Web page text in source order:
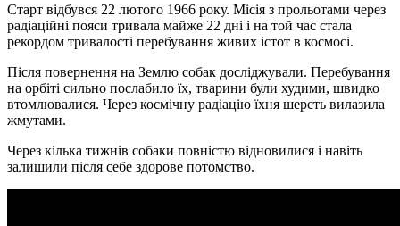
Старт відбувся 22 лютого 1966 року. Місія з прольотами через
радіаційні пояси тривала майже 22 дні і на той час стала
рекордом тривалості перебування живих істот в космосі.
Після повернення на Землю собак досліджували. Перебування
на орбіті сильно послабило їх, тварини були худими, швидко
втомлювалися. Через космічну радіацію їхня шерсть вилазила
жмутами.
Через кілька тижнів собаки повністю відновилися і навіть
залишили після себе здорове потомство.